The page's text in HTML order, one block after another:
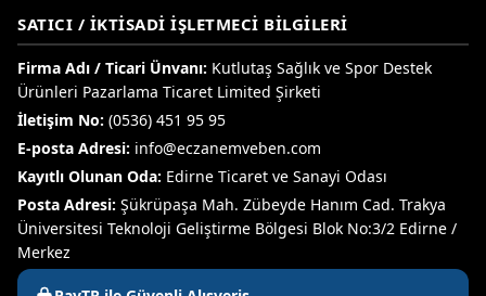
SATICI / İKTISADI İŞLETMECI BILGILERI
Firma Adı / Ticari Ünvanı: Kutlutaş Sağlık ve Spor Destek
Ürünleri Pazarlama Ticaret Limited Şirketi
İletişim No: (0536) 451 95 95
E-posta Adresi: info@eczanemveben.com
Kayıtlı Olunan Oda: Edirne Ticaret ve Sanayi Odası
Posta Adresi: Şükrüpaşa Mah. Zübeyde Hanım Cad. Trakya
Üniversitesi Teknoloji Geliştirme Bölgesi Blok No:3/2 Edirne /
Merkez